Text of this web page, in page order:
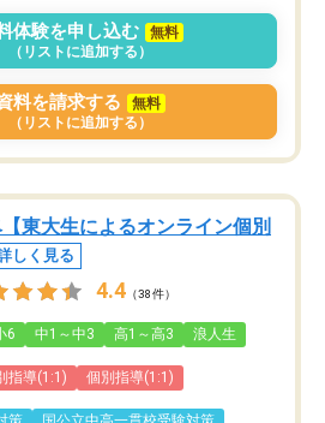
体験を申し込む
無料
（リストに追加する）
料を請求する
無料
（リストに追加する）
【東大生によるオンライン個別
しく見る
4.4 （38件）
6 中1～中3 高1～高3 浪人生
指導(1:1) 個別指導(1:1)